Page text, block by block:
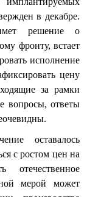
в декабре.
решение о
фронту, встает
исполнение
цену
за рамки
вопросы, ответы
оставалось
с ростом цен на
мерой может